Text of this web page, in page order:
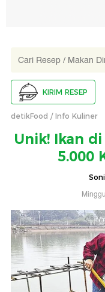
KIRIM RESEP
detikFood Info Kuliner
Unik! Ikan
5.000